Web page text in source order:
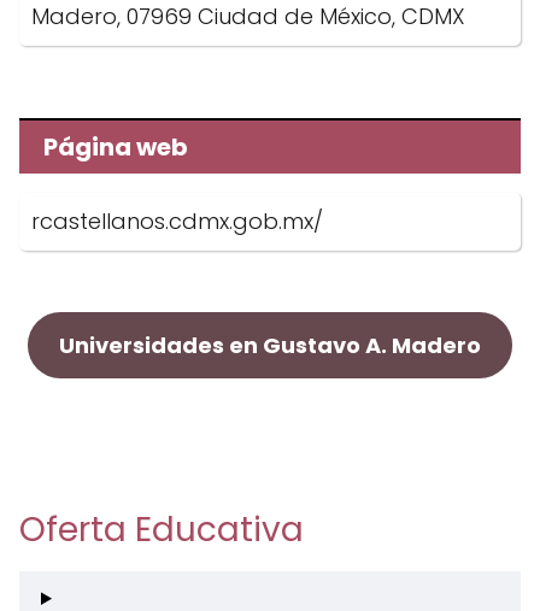
Madero, 07969 Ciudad de México, CDMX
Página web
rcastellanos.cdmx.gob.mx/
Universidades en Gustavo A. Madero
Oferta Educativa